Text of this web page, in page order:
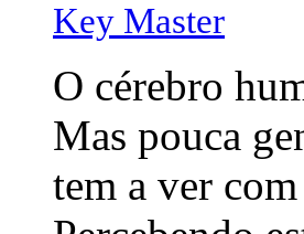
Key Master
O cérebro
Mas pouca
tem a ver